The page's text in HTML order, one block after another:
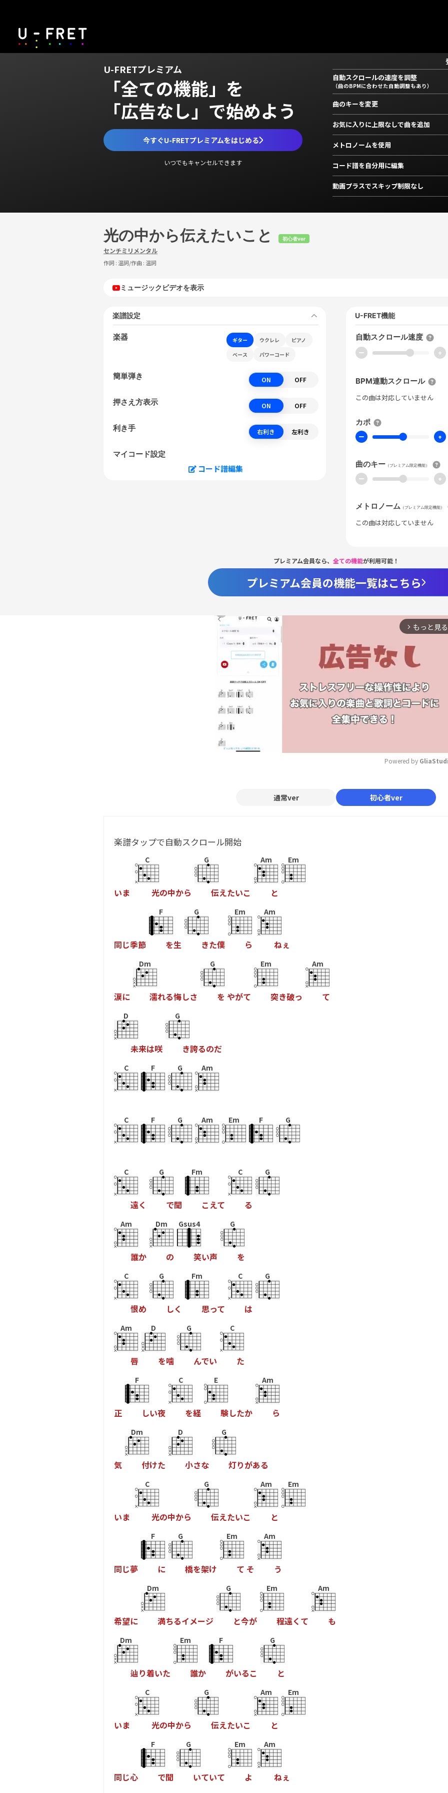
U-FRETプレミアム
「全ての機能」を
「広告なし」で始めよう
今すぐU-FRETプレミアムをはじめる
いつでもキャンセルできます
自動スクロールの速度を調整
（曲のBPMに合わせた自動調整もあり）
曲のキーを変更
お気に入りに上限なしで曲を追加
メトロノームを使用
コード譜を自分用に編集
動画プラスでスキップ制限なし
光の中から伝えたいこと 初心者ver
センチミリメンタル
作詞 : 温詞/作曲 : 温詞
ミュージックビデオを表示
楽譜設定
楽器 ギター ウクレレ
ピアノ
ベース
パワーコード
簡単弾き ON OFF
押さえ方表示 ON OFF
利き手 右利き 左利き
マイコード設定
コード譜編集
U-FRET機能
自動スクロール速度
ー +
BPM連動スクロール
この曲は対応していません
カポ
ー +
曲のキー （プレミアム限定機能）
ー +
メトロノーム （プレミアム限定機能）
この曲は対応していません
プレミアム会員なら、 全ての機能が利用可能！
プレミアム会員の機能一覧はこちら
arrow_forward_ios もっと見る
Mute
Powered by
通常ver 初心者ver
楽譜タップで自動スクロール開始
いま
C
光の中から
G
伝えたいこ
Am
と
Em
同じ季節
F
を生
G
きた僕
Em
ら
Am
ねぇ
涙に
Dm
濡れる悔しさ
G
を やがて
Em
突き破っ
Am
て
D
未来は咲
G
き誇るのだ
C F G Am
C F G Am Em F G
C
遠く
G
で聞
Fm
こえて
C
る
G
Am
誰か
Dm
の
Gsus4
笑い声
G
を
C
恨め
G
しく
Fm
思って
C
は
G
Am
唇
D
を噛
G
んでい
C
た
正
F
しい夜
C
を経
E
験したか
Am
ら
気
Dm
付けた
D
小さな
G
灯りがある
いま
C
光の中から
G
伝えたいこ
Am
と
Em
同じ夢
F
に
G
橋を架け
Em
て そ
Am
う
希望に
Dm
満ちるイメージ
G
と今が
Em
程遠く て
Am
も
Dm
辿り着いた
Em
誰か
F
がいるこ
G
と
いま
C
光の中から
G
伝えたいこ
Am
と
Em
同じ心
F
で聞
G
いていて
Em
よ
Am
ねぇ